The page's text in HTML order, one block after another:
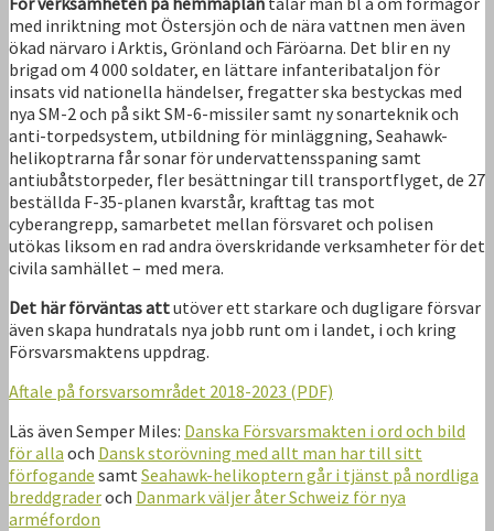
med inriktning mot Östersjön och de nära vattnen men även
ökad närvaro i Arktis, Grönland och Färöarna. Det blir en ny
brigad om 4 000 soldater, en lättare infanteribataljon för
insats vid nationella händelser, fregatter ska bestyckas med
nya SM-2 och på sikt SM-6-missiler samt ny sonarteknik och
anti-torpedsystem, utbildning för minläggning, Seahawk-
helikoptrarna får sonar för undervattensspaning samt
antiubåtstorpeder, fler besättningar till transportflyget, de 27
beställda F-35-planen kvarstår, krafttag tas mot
cyberangrepp, samarbetet mellan försvaret och polisen
utökas liksom en rad andra överskridande verksamheter för det
civila samhället – med mera.
Det här förväntas attutöver ett starkare och dugligare försvar
även skapa hundratals nya jobb runt om i landet, i och kring
Försvarsmaktens uppdrag.
Aftale på forsvarsområdet 2018-2023 (PDF)
Läs även Semper Miles: Danska Försvarsmakten i ord och bild
för alla och Dansk storövning med allt man har till sitt
förfogande samt Seahawk-helikoptern går i tjänst på nordliga
breddgraderoch Danmark väljer åter Schweiz för nya
arméfordon